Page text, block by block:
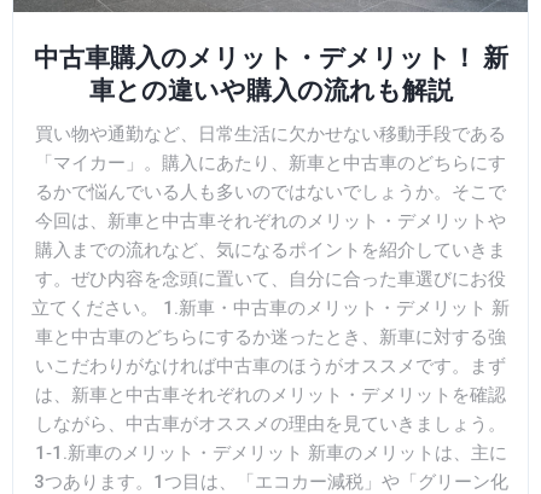
中古車購入のメリット・デメリット！ 新
車との違いや購入の流れも解説
買い物や通勤など、日常生活に欠かせない移動手段である
「マイカー」。購入にあたり、新車と中古車のどちらにす
るかで悩んでいる人も多いのではないでしょうか。そこで
今回は、新車と中古車それぞれのメリット・デメリットや
購入までの流れなど、気になるポイントを紹介していきま
す。ぜひ内容を念頭に置いて、自分に合った車選びにお役
立てください。 1.新車・中古車のメリット・デメリット 新
車と中古車のどちらにするか迷ったとき、新車に対する強
いこだわりがなければ中古車のほうがオススメです。まず
は、新車と中古車それぞれのメリット・デメリットを確認
しながら、中古車がオススメの理由を見ていきましょう。
1‐1.新車のメリット・デメリット 新車のメリットは、主に
3つあります。1つ目は、「エコカー減税」や「グリーン化